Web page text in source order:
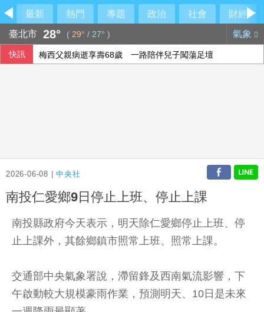
最新 熱門 專題 政治 社會
財經
臺北市 28° ( 29° / 27° ) 氣象
快訊 梅西父親病逝享壽68歲 一路陪伴兒子闖蕩足壇
2026-06-08 |中央社
南投仁愛鄉9日停止上班、停止上課
南投縣政府今天表示，明天除仁愛鄉停止上班、停
止上課外，其餘鄉鎮市照常上班、照常上課。
交通部中央氣象署說，滯留鋒及西南氣流影響，下
午啟動較大規模豪雨作業，預測明天、10日是未來